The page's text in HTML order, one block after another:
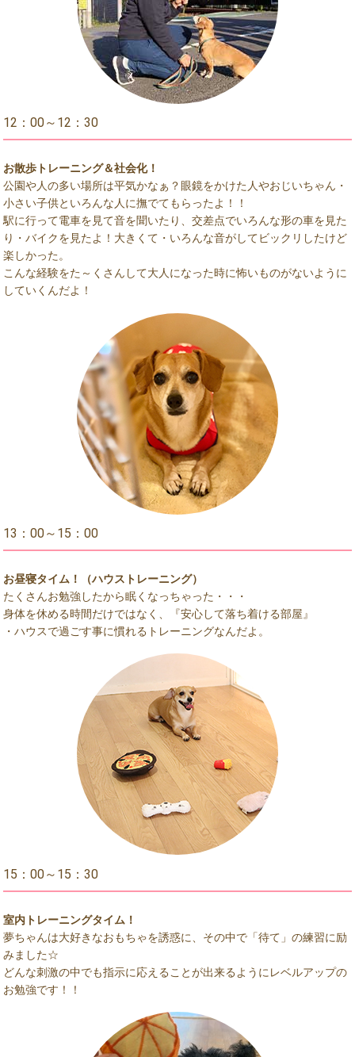
12：00～12：30
お散歩トレーニング＆社会化！
公園や人の多い場所は平気かなぁ？眼鏡をかけた人やおじいちゃん・
小さい子供といろんな人に撫でてもらったよ！！
駅に行って電車を見て音を聞いたり、交差点でいろんな形の車を見た
り・バイクを見たよ！大きくて・いろんな音がしてビックリしたけど
楽しかった。
こんな経験をた～くさんして大人になった時に怖いものがないように
していくんだよ！
13：00～15：00
お昼寝タイム！（ハウストレーニング）
たくさんお勉強したから眠くなっちゃった・・・
身体を休める時間だけではなく、『安心して落ち着ける部屋』
・ハウスで過ごす事に慣れるトレーニングなんだよ。
15：00～15：30
室内トレーニングタイム！
夢ちゃんは大好きなおもちゃを誘惑に、その中で「待て」の練習に励
みました☆
どんな刺激の中でも指示に応えることが出来るようにレベルアップの
お勉強です！！